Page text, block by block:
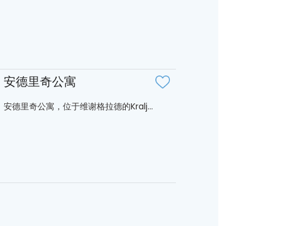
安德里奇公寓
安德里奇公寓，位于维谢格拉德的Kralj...